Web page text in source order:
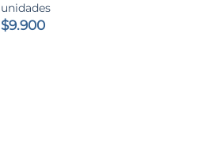
unidades
$9.900